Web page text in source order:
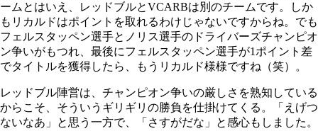
ームとはいえ、レッドブルとVCARBは別のチームです。しか
もリカルドはポイントを取れるわけじゃないですからね。でも
フェルスタッペン選手とノリス選手のドライバーズチャンピオ
ン争いがもつれ、最後にフェルスタッペン選手が1ポイント差
でタイトルを獲得したら、もうリカルド様様ですね（笑）。
レッドブル陣営は、チャンピオン争いの厳しさを熟知している
からこそ、そういうギリギリの勝負を仕掛けてくる。「えげつ
ないなあ」と思う一方で、「さすがだな」と感心もしました。